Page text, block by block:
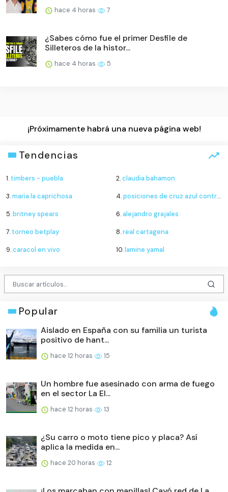
hace 4 horas 7
¿Sabes cómo fue el primer Desfile de
Silleteros de la histor...
hace 4 horas 5
¡Próximamente habrá una nueva página web!
Tendencias
1. timbers - puebla 2.claudia bahamon
3.maria la caprichosa 4.posiciones de cruz azul contra philadelphia union
5.britney spears 6.alejandro grajales
7. torneo betplay 8.real cartagena
9.caracol en vivo 10.lamine yamal
Popular
Aislado en España con su familia un turista
positivo de hant...
hace 12 horas 15
Un hombre fue asesinado con arma de fuego
en el sector La El...
hace 12 horas 13
¿Su carro o moto tiene pico y placa? Así
aplica la medida en...
hace 20 horas 12